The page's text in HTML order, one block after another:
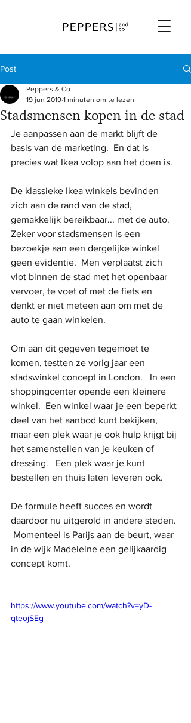
Post
Stadsmensen kopen in de stad
Peppers & Co
19 jun 2019 1 minuten om te lezen
Je aanpassen aan de markt blijft de
basis van de marketing.  En dat is
precies wat Ikea volop aan het doen is.
De klassieke Ikea winkels bevinden
zich aan de rand van de stad,
gemakkelijk bereikbaar... met de auto.
Zeker voor stadsmensen is een
bezoekje aan een dergelijke winkel
geen evidentie.  Men verplaatst zich
vlot binnen de stad met het openbaar
vervoer, te voet of met de fiets en
denkt er niet meteen aan om met de
auto te gaan winkelen.
Om aan dit gegeven tegemoet te
komen, testten ze vorig jaar een
stadswinkel concept in London.   In een
shoppingcenter opende een kleinere
winkel.  Een winkel waar je een beperkt
deel van het aanbod kunt bekijken,
maar een plek waar je ook hulp krijgt bij
het samenstellen van je keuken of
dressing.   Een plek waar je kunt
bestellen en thuis laten leveren ook.
De formule heeft succes en wordt
daardoor nu uitgerold in andere steden.
Momenteel is Parijs aan de beurt, waar
in de wijk Madeleine een gelijkaardig
concept komt.
https://www.youtube.com/watch?v=yD-
qteojSEg